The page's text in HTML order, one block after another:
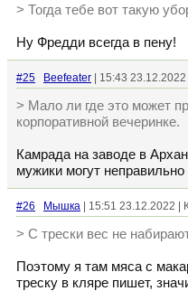
> Тогда тебе вот такую
Ну Фредди всегда в пену!
#25 Beefeater | 15:43
> Мало ли где это может
корпоративной вечеринке.
Камрада на заводе в
мужики могут неправильно
#26 Мышка | 15:51 23.12.2022 |
> С трески вес не
Поэтому я там мяса с
треску в кляре пишет,